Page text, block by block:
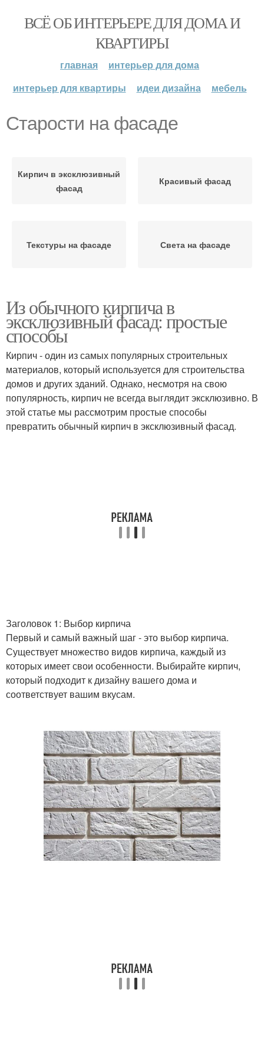
ВСЁ ОБ ИНТЕРЬЕРЕ ДЛЯ ДОМА И
КВАРТИРЫ
главная
интерьер для дома
интерьер для квартиры
идеи дизайна мебель
Старости на фасаде
Кирпич в эксклюзивный
фасад
Красивый фасад
Текстуры на фасаде Света на фасаде
Из обычного кирпича в
эксклюзивный фасад: простые
способы
Кирпич - один из самых популярных строительных
материалов, который используется для строительства
домов и других зданий. Однако, несмотря на свою
популярность, кирпич не всегда выглядит эксклюзивно. В
этой статье мы рассмотрим простые способы
превратить обычный кирпич в эксклюзивный фасад.
Заголовок 1: Выбор кирпича
Первый и самый важный шаг - это выбор кирпича.
Существует множество видов кирпича, каждый из
которых имеет свои особенности. Выбирайте кирпич,
который подходит к дизайну вашего дома и
соответствует вашим вкусам.